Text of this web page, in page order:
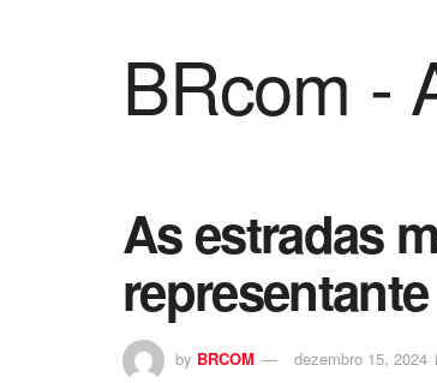
BRcom -
As estradas
by BRCOM dezembro 15, 2024